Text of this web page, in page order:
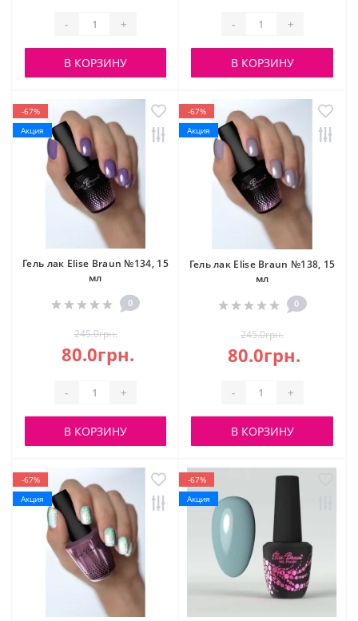
- +
В КОРЗИНУ
- +
В КОРЗИНУ
-67%
Акция
Гель лак Elise Braun №134, 15
мл
0
245.0грн.
80.0грн.
- +
В КОРЗИНУ
-67%
Акция
Гель лак Elise Braun №138, 15
мл
0
245.0грн.
80.0грн.
- +
В КОРЗИНУ
-67%
Акция
-67%
Акция